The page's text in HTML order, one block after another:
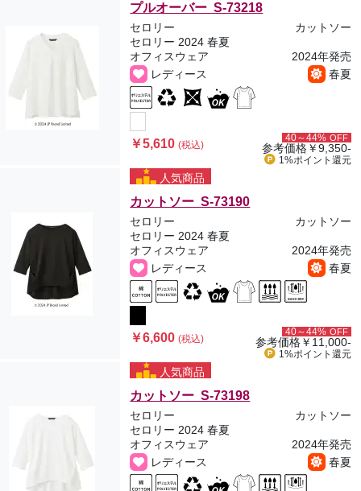
プルオーバー S-73218
セロリー
カットソー
セロリー 2024 春夏
オフィスウェア
2024年発売
レディース
春夏
￥5,610(税込)
40～44% OFF
参考価格￥9,350-
1%ポイント 還元
人気商品
カットソー S-73190
セロリー
カットソー
セロリー 2024 春夏
オフィスウェア
2024年発売
レディース
春夏
￥6,600(税込)
40～44% OFF
参考価格￥11,000-
1%ポイント 還元
人気商品
カットソー S-73198
セロリー
カットソー
セロリー 2024 春夏
オフィスウェア
2024年発売
レディース
春夏